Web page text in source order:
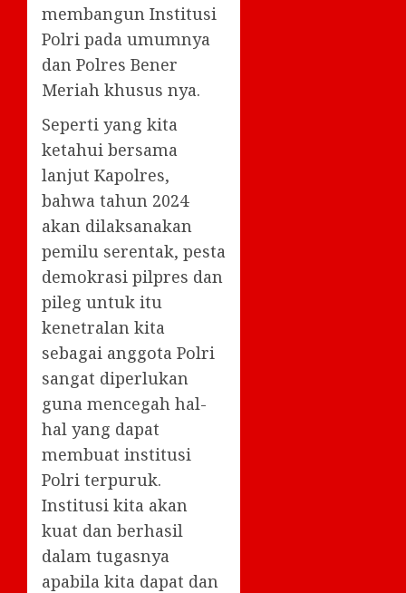
membangun Institusi
Polri pada umumnya
dan Polres Bener
Meriah khusus nya.
Seperti yang kita
ketahui bersama
lanjut Kapolres,
bahwa tahun 2024
akan dilaksanakan
pemilu serentak, pesta
demokrasi pilpres dan
pileg untuk itu
kenetralan kita
sebagai anggota Polri
sangat diperlukan
guna mencegah hal-
hal yang dapat
membuat institusi
Polri terpuruk.
Institusi kita akan
kuat dan berhasil
dalam tugasnya
apabila kita dapat dan